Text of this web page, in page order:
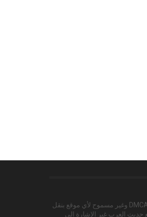
هذا المحتوى محمي بواسطة DMCA وغير مسموح لأي موقع بنقل
العرب غير الإشارة إلى